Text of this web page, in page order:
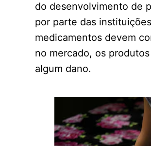
do desenvolvimento de
por parte das
medicamentos devem
no mercado, os
algum dano.